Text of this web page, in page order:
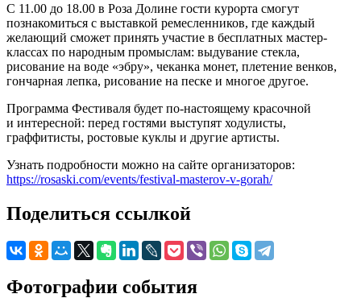
С 11.00 до 18.00 в Роза Долине гости курорта смогут
познакомиться с выставкой ремесленников, где каждый
желающий сможет принять участие в бесплатных мастер-
классах по народным промыслам: выдувание стекла,
рисование на воде «эбру», чеканка монет, плетение венков,
гончарная лепка, рисование на песке и многое другое.
Программа Фестиваля будет по-настоящему красочной
и интересной: перед гостями выступят ходулисты,
граффитисты, ростовые куклы и другие артисты.
Узнать подробности можно на сайте организаторов:
https://rosaski.com/events/festival-masterov-v-gorah/
Поделиться ссылкой
Фотографии события